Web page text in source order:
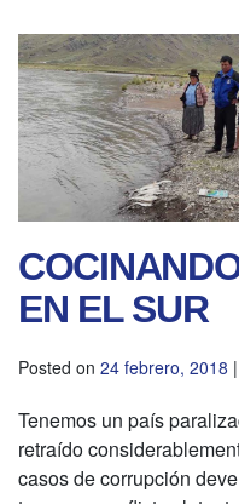
EN EL SUR
Posted on 24 febrero, 2018 |
Tenemos un país
retraído
casos de corrupción